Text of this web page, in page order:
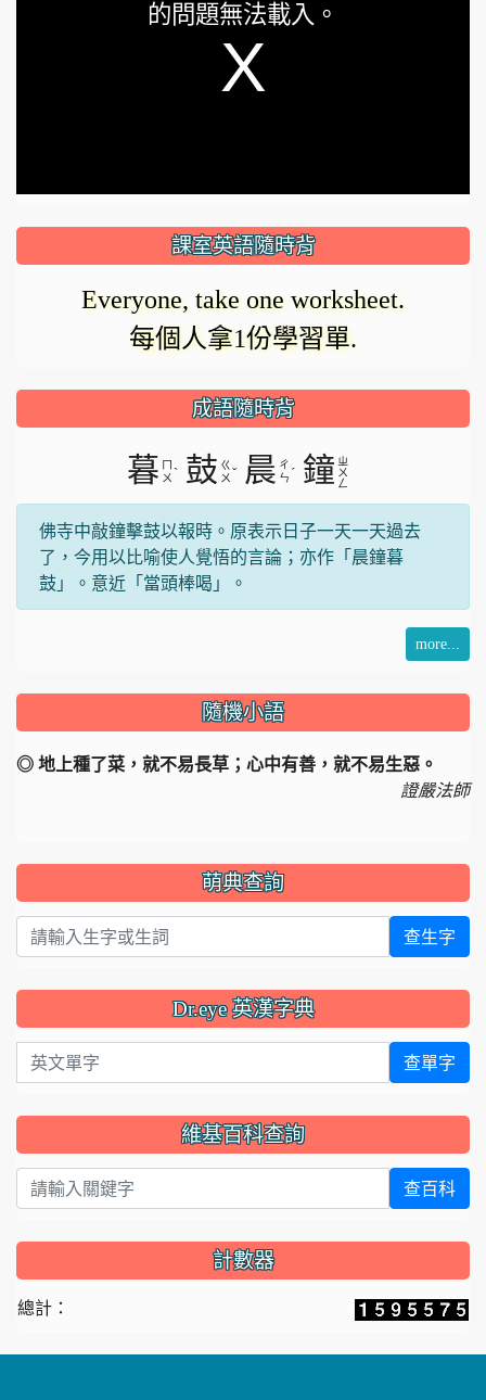
的問題無法載入。
課室英語隨時背
Everyone, take one worksheet.
每個人拿1份學習單.
成語隨時背
暮 ㄇ
ㄨ ˋ 鼓 ㄍ
ㄨˇ 晨 ㄔ
ㄣ ˊ 鐘 ㄓ
ㄨ
ㄥ
佛寺中敲鐘擊鼓以報時。原表示日子一天一天過去
了，今用以比喻使人覺悟的言論；亦作「晨鐘暮
鼓」。意近「當頭棒喝」。
more...
隨機小語
◎ 地上種了菜，就不易長草；心中有善，就不易生惡。
證嚴法師
萌典查詢
查生字
Dr.eye 英漢字典
英文單字 查單字
維基百科查詢
查百科
計數器
總計：